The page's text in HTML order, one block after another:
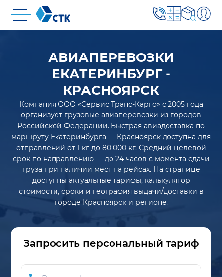
АВИАПЕРЕВОЗКИ
ЕКАТЕРИНБУРГ -
КРАСНОЯРСК
Компания ООО «Сервис Транс-Карго» с 2005 года
организует грузовые авиаперевозки из городов
Российской Федерации. Быстрая авиадоставка по
маршруту Екатеринбурга — Красноярск доступна для
отправлений от 1 кг до 80 000 кг. Средний целевой
срок по направлению — до 24 часов с момента сдачи
груза при наличии мест на рейсах. На странице
доступны актуальные тарифы, калькулятор
стоимости, сроки и география выдачи/доставки в
городе Красноярск и регионе.
Запросить персональный тариф